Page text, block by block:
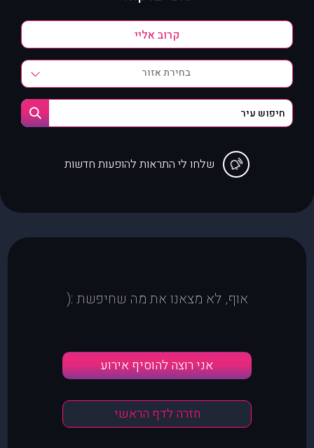
בחירת אזור
שלחו לי התראות להופעות חדשות
אוף, לא מצאנו את מה שחיפשת :(
אני רוצה להוסיף אירוע
חזרה לדף הראשי